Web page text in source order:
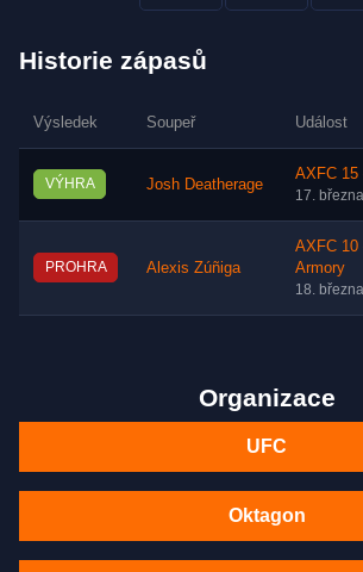
Historie zápasů
Výsledek Soupeř Událost
VÝHRA Josh Deatherage
AXFC 15
17.
PROHRA Alexis Zúñiga
AXFC 10
Armory
18.
Organizace
UFC
Oktagon